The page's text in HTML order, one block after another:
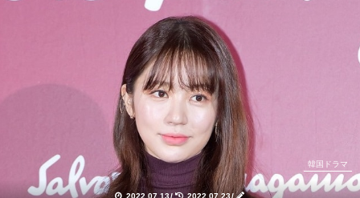
2022.07.13/ 2022.07.23/
韓国ドラマ